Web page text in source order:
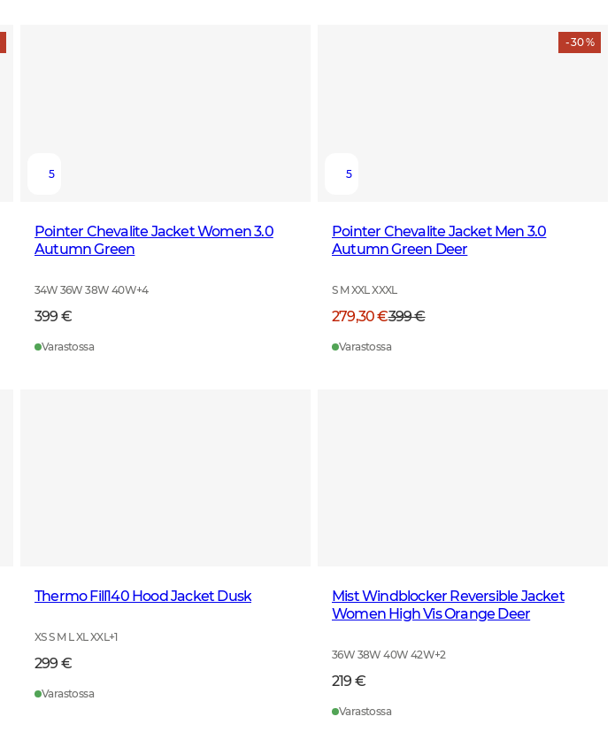
5
Pointer Chevalite Jacket Women 3.0
Autumn Green
34W 36W 38W 40W+4
399 €
Varastossa
- 30 %
5
Pointer Chevalite Jacket Men 3.0
Autumn Green Deer
S M XXL XXXL
279,30 €399 €
Varastossa
Thermo Fill140 Hood Jacket Dusk
XS S M L XL XXL +1
299 €
Varastossa
Mist Windblocker Reversible Jacket
Women High Vis Orange Deer
36W 38W 40W 42W+2
219 €
Varastossa